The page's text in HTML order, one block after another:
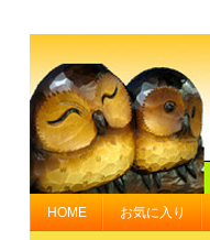
HOME お気に入り